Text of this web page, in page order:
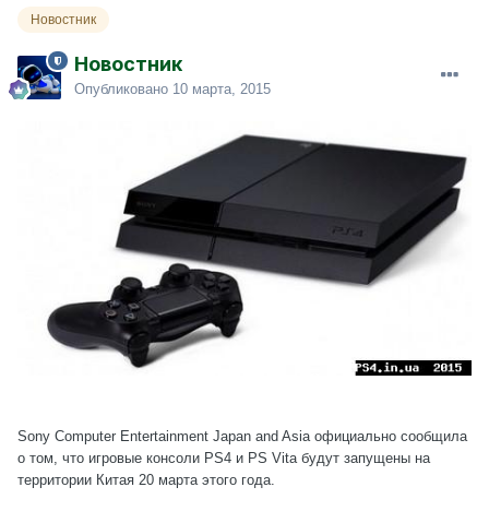
Новостник
Новостник
Опубликовано 10 марта, 2015
Sony Computer Entertainment Japan and Asia официально сообщила
о том, что игровые консоли PS4 и PS Vita будут запущены на
территории Китая 20 марта этого года.